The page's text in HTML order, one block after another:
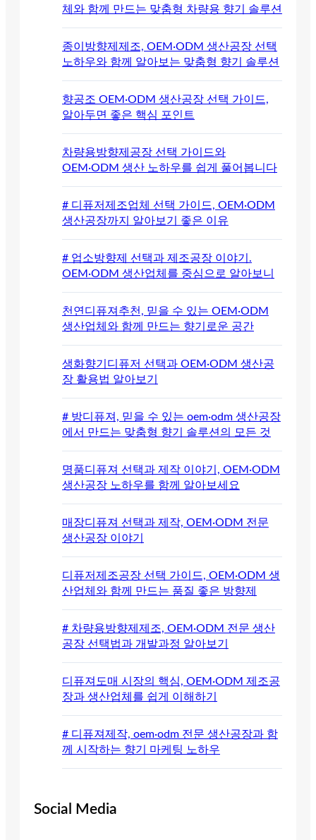
체와 함께 만드는 맞춤형 차량용 향기 솔루션
종이방향제제조, OEM·ODM 생산공장 선택
노하우와 함께 알아보는 맞춤형 향기 솔루션
향공조 OEM·ODM 생산공장 선택 가이드,
알아두면 좋은 핵심 포인트
차량용방향제공장 선택 가이드와
OEM·ODM 생산 노하우를 쉽게 풀어봅니다
# 디퓨저제조업체 선택 가이드, OEM·ODM
생산공장까지 알아보기 좋은 이유
# 업소방향제 선택과 제조공장 이야기.
OEM·ODM 생산업체를 중심으로 알아보니
천연디퓨져추천, 믿을 수 있는 OEM·ODM
생산업체와 함께 만드는 향기로운 공간
생화향기디퓨저 선택과 OEM·ODM 생산공
장 활용법 알아보기
# 방디퓨져, 믿을 수 있는 oem·odm 생산공장
에서 만드는 맞춤형 향기 솔루션의 모든 것
명품디퓨져 선택과 제작 이야기, OEM·ODM
생산공장 노하우를 함께 알아보세요
매장디퓨져 선택과 제작, OEM·ODM 전문
생산공장 이야기
디퓨저제조공장 선택 가이드, OEM·ODM 생
산업체와 함께 만드는 품질 좋은 방향제
# 차량용방향제제조, OEM·ODM 전문 생산
공장 선택법과 개발과정 알아보기
디퓨져도매 시장의 핵심, OEM·ODM 제조공
장과 생산업체를 쉽게 이해하기
# 디퓨져제작, oem·odm 전문 생산공장과 함
께 시작하는 향기 마케팅 노하우
Social Media